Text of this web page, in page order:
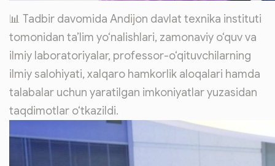
📊 Tadbir davomida Andijon davlat texnika instituti
tomonidan ta’lim yo‘nalishlari, zamonaviy o‘quv va
ilmiy laboratoriyalar, professor-o‘qituvchilarning
ilmiy salohiyati, xalqaro hamkorlik aloqalari hamda
talabalar uchun yaratilgan imkoniyatlar yuzasidan
taqdimotlar o‘tkazildi.